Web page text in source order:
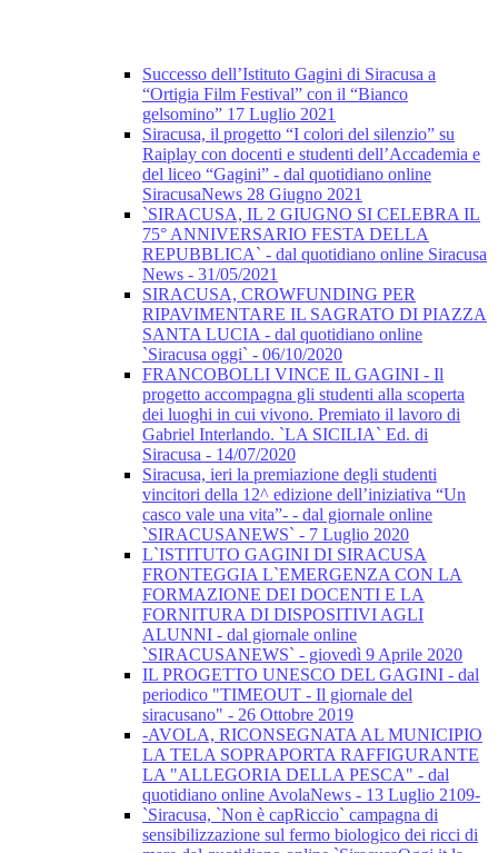
Successo dell’Istituto Gagini di Siracusa a
“Ortigia Film Festival” con il “Bianco
gelsomino” 17 Luglio 2021
Siracusa, il progetto “I colori del silenzio” su
Raiplay con docenti e studenti dell’Accademia e
del liceo “Gagini” - dal quotidiano online
SiracusaNews 28 Giugno 2021
`SIRACUSA, IL 2 GIUGNO SI CELEBRA IL
75° ANNIVERSARIO FESTA DELLA
REPUBBLICA` - dal quotidiano online Siracusa
News - 31/05/2021
SIRACUSA, CROWFUNDING PER
RIPAVIMENTARE IL SAGRATO DI PIAZZA
SANTA LUCIA - dal quotidiano online
`Siracusa oggi` - 06/10/2020
FRANCOBOLLI VINCE IL GAGINI - Il
progetto accompagna gli studenti alla scoperta
dei luoghi in cui vivono. Premiato il lavoro di
Gabriel Interlando. `LA SICILIA` Ed. di
Siracusa - 14/07/2020
Siracusa, ieri la premiazione degli studenti
vincitori della 12^ edizione dell’iniziativa “Un
casco vale una vita”- - dal giornale online
`SIRACUSANEWS` - 7 Luglio 2020
L`ISTITUTO GAGINI DI SIRACUSA
FRONTEGGIA L`EMERGENZA CON LA
FORMAZIONE DEI DOCENTI E LA
FORNITURA DI DISPOSITIVI AGLI
ALUNNI - dal giornale online
`SIRACUSANEWS` - giovedì 9 Aprile 2020
IL PROGETTO UNESCO DEL GAGINI - dal
periodico "TIMEOUT - Il giornale del
siracusano" - 26 Ottobre 2019
-AVOLA, RICONSEGNATA AL MUNICIPIO
LA TELA SOPRAPORTA RAFFIGURANTE
LA "ALLEGORIA DELLA PESCA" - dal
quotidiano online AvolaNews - 13 Luglio 2109-
`Siracusa, `Non è capRiccio` campagna di
sensibilizzazione sul fermo biologico dei ricci di